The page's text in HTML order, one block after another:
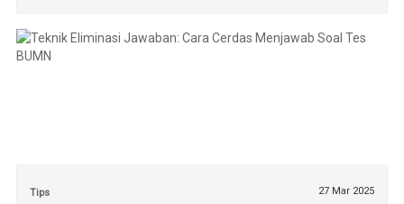
Tips 27 Mar 2025